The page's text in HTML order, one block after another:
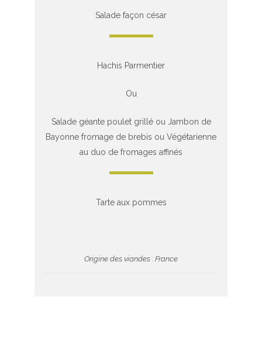
Salade façon césar
Hachis Parmentier
Ou
Salade géante poulet grillé ou Jambon de
Bayonne fromage de brebis ou Végétarienne
au duo de fromages affinés
Tarte aux pommes
Origine des viandes : France